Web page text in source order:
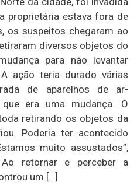
proprietária estava fora de
os suspeitos chegaram ao
diversos objetos do
para não levantar
ação teria durado várias
de aparelhos de ar-
que era uma mudança. O
retirando os objetos da
Poderia ter acontecido
muito assustados”,
retornar e perceber a
um […]